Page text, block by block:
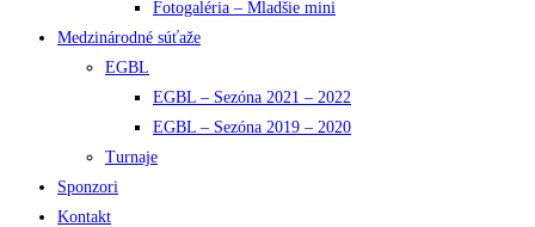
Fotogaléria – Mladšie mini
Medzinárodné súťaže
EGBL
EGBL – Sezóna 2021 – 2022
EGBL – Sezóna 2019 – 2020
Turnaje
Sponzori
Kontakt